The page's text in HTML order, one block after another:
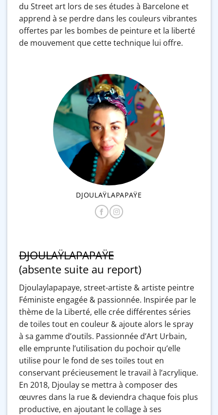
du Street art lors de ses études à Barcelone et
apprend à se perdre dans les couleurs vibrantes
offertes par les bombes de peinture et la liberté
de mouvement que cette technique lui offre.
DJOULAŸLAPAPAŸE
DJOULAŸLAPAPAŸE
(absente suite au report)
Djoulaylapapaye, street-artiste & artiste peintre
Féministe engagée & passionnée. Inspirée par le
thème de la Liberté, elle crée différentes séries
de toiles tout en couleur & ajoute alors le spray
à sa gamme d’outils. Passionnée d’Art Urbain,
elle emprunte l’utilisation du pochoir qu’elle
utilise pour le fond de ses toiles tout en
conservant précieusement le travail à l’acrylique.
En 2018, Djoulay se mettra à composer des
œuvres dans la rue & deviendra chaque fois plus
productive, en ajoutant le collage à ses